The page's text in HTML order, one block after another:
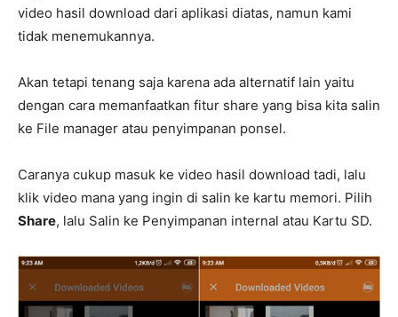
video hasil download dari aplikasi diatas, namun kami
tidak menemukannya.
Akan tetapi tenang saja karena ada alternatif lain yaitu
dengan cara memanfaatkan fitur share yang bisa kita salin
ke File manager atau penyimpanan ponsel.
Caranya cukup masuk ke video hasil download tadi, lalu
klik video mana yang ingin di salin ke kartu memori. Pilih
Share, lalu Salin ke Penyimpanan internal atau Kartu SD.